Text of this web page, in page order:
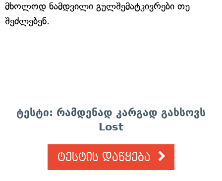
მხოლოდ ნამდვილი გულშემატკივრები თუ
შეძლებენ.
ტესტი: რამდენად კარგად გახსოვს
Lost
ტესტის დაწყება